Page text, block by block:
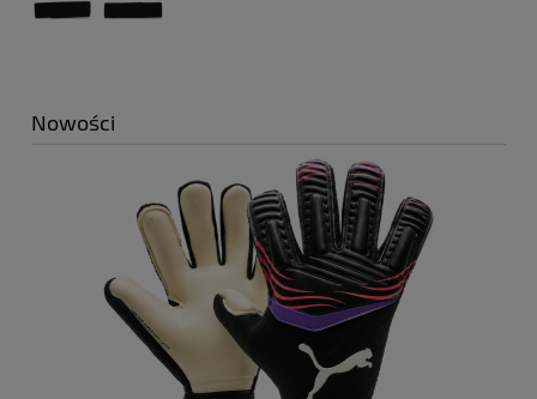
Nowości